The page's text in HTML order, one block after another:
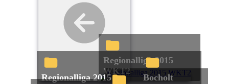
Regionalliga 2015
WKT2
Regionalliga 2015
Bocholt